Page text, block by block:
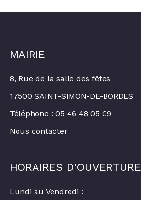
MAIRIE
8, Rue de la salle des fêtes
17500 SAINT-SIMON-DE-BORDES
Téléphone : 05 46 48 05 09
Nous contacter
HORAIRES D’OUVERTURE
Lundi au Vendredi :